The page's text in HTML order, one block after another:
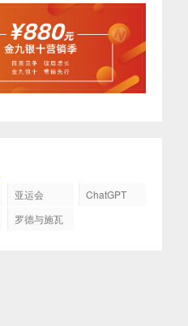
亚运会
ChatGPT
罗德与施瓦